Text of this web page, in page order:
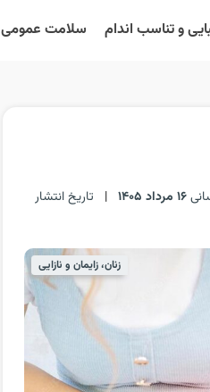
و تناسب اندام سلامت عمومی
16 مرداد 1405 |
تاریخ انتشار
زنان، زایمان و نازایی